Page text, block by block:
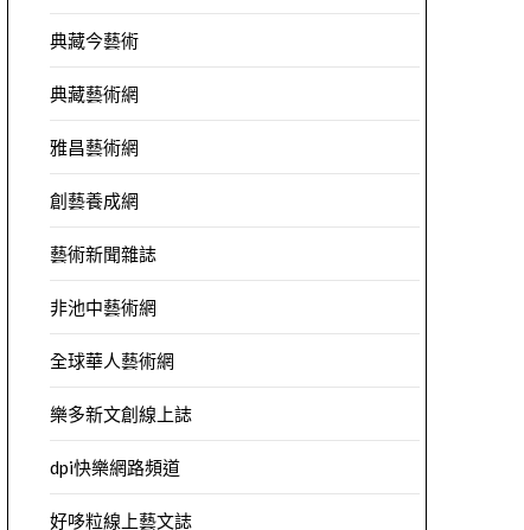
典藏今藝術
典藏藝術網
雅昌藝術網
創藝養成網
藝術新聞雜誌
非池中藝術網
全球華人藝術網
樂多新文創線上誌
dpi快樂網路頻道
好哆粒線上藝文誌